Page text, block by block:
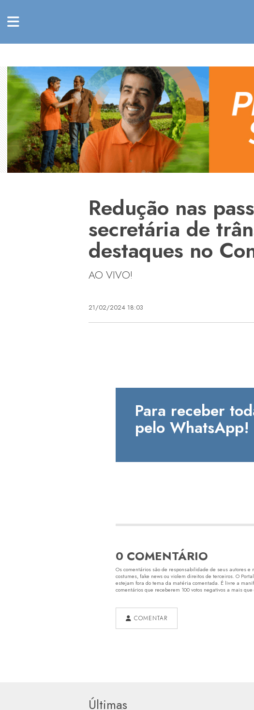
Redução nas
secretária de
destaques no
AO VIVO!
21/02/2024 18:03
Para receber
pelo WhatsApp!
0 COMENTÁRIO
Os comentários são de responsabilidade de seus autores
costumes, fake news ou violem direitos de terceiros. O
estejam fora do tema da matéria comentada. É livre a
comentários que receberem 100 votos negativos a mais
COMENTAR
Últimas